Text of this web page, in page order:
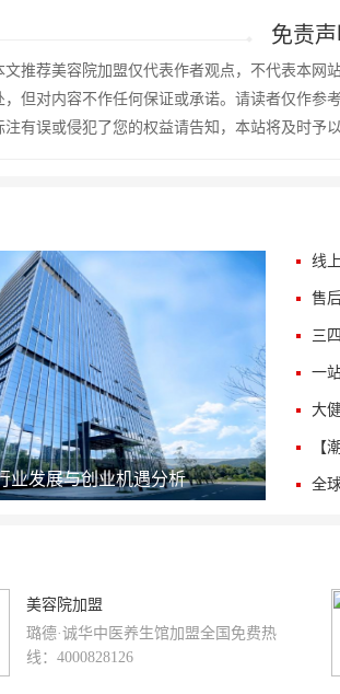
免责
文推荐美容院加盟仅代表作者观点，不代表本网
，但对内容不作任何保证或承诺。请读者仅作参
注有误或侵犯了您的权益请告知，本站将及时予
业发展与创业机遇分析
美容院加盟
璐德·诚华中医养生馆加盟全国免费热
线：4000828126